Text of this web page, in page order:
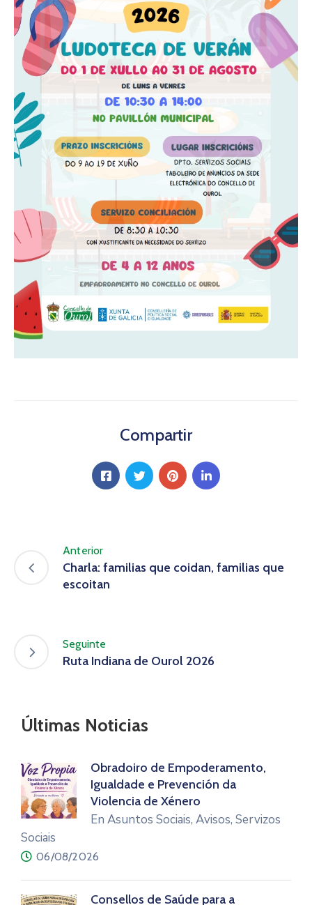
Compartir
Anterior
Charla: familias que coidan, familias que
escoitan
Seguinte
Ruta Indiana de Ourol 2026
Últimas Noticias
Obradoiro de Empoderamento,
Igualdade e Prevención da
Violencia de Xénero
En Asuntos Sociais, Avisos, Servizos
Sociais
06/08/2026
Consellos de Saúde para a